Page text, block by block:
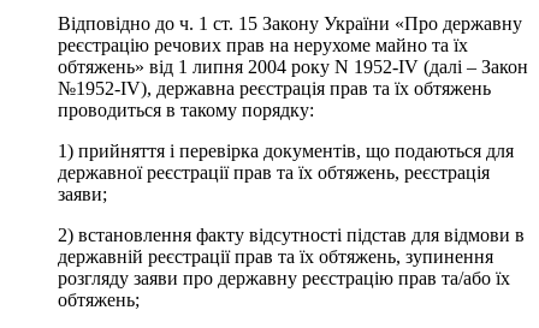
Відповідно до ч. 1 ст. 15 Закону України «Про державну
реєстрацію речових прав на нерухоме майно та їх
обтяжень» від 1 липня 2004 року N 1952-IV (далі – Закон
№1952-IV), державна реєстрація прав та їх обтяжень
проводиться в такому порядку:
1) прийняття і перевірка документів, що подаються для
державної реєстрації прав та їх обтяжень, реєстрація
заяви;
2) встановлення факту відсутності підстав для відмови в
державній реєстрації прав та їх обтяжень, зупинення
розгляду заяви про державну реєстрацію прав та/або їх
обтяжень;